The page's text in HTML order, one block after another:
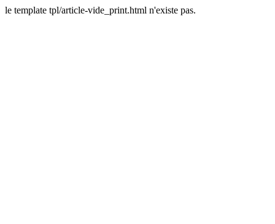
le template tpl/article-vide_print.html n'existe pas.